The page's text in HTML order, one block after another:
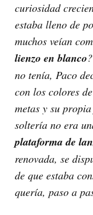
curiosidad
estaba lleno de
muchos veían
lienzo en blanco
no tenía, Paco
con los colores
metas y su
soltería no era
plataforma de
renovada, se
de que estaba
quería, paso a